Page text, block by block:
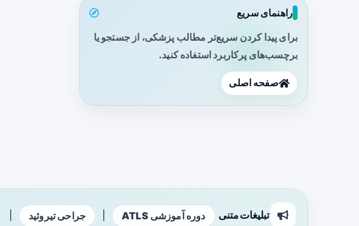
راهنمای سریع
برای پیدا کردن سریع‌تر مطالب پزشکی، از جستجو یا
برچسب‌های پرکاربرد استفاده کنید.
صفحه اصلی
تبلیغات متنی دوره آموزشی ATLS جراحی تیروئید